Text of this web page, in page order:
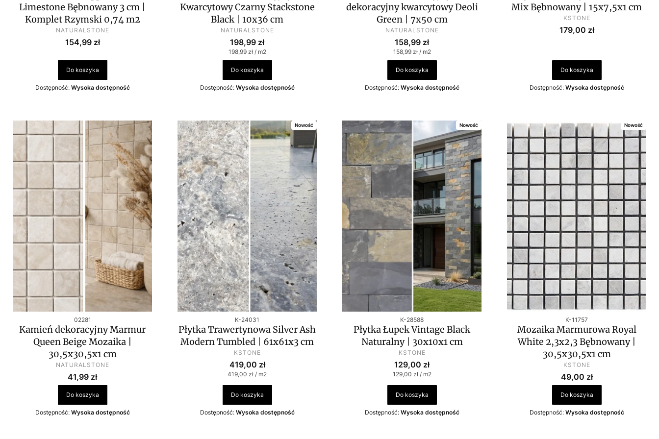
Limestone Bębnowany 3 cm |
Komplet Rzymski 0,74 m2
PRODUCENT
NATURALSTONE
Cena
154,99 zł
Do koszyka
Dostępność: Wysoka dostępność
Kwarcytowy Czarny Stackstone
Black | 10x36 cm
PRODUCENT
NATURALSTONE
Cena
198,99 zł
Cena jednostkowa
198,99 zł / m2
Do koszyka
Dostępność: Wysoka dostępność
dekoracyjny kwarcytowy Deoli
Green | 7x50 cm
PRODUCENT
NATURALSTONE
Cena
158,99 zł
Cena jednostkowa
158,99 zł / m2
Do koszyka
Dostępność: Wysoka dostępność
Mix Bębnowany | 15x7,5x1 cm
PRODUCENT
KSTONE
Cena
179,00 zł
Do koszyka
Dostępność: Wysoka dostępność
Kod produktu
02281
Kamień dekoracyjny Marmur
Queen Beige Mozaika |
30,5x30,5x1 cm
PRODUCENT
NATURALSTONE
Cena
41,99 zł
Do koszyka
Dostępność: Wysoka dostępność
Nowość
Kod produktu
K-24031
Płytka Trawertynowa Silver Ash
Modern Tumbled | 61x61x3 cm
PRODUCENT
KSTONE
Cena
419,00 zł
Cena jednostkowa
419,00 zł / m2
Do koszyka
Dostępność: Wysoka dostępność
Nowość
Kod produktu
K-28588
Płytka Łupek Vintage Black
Naturalny | 30x10x1 cm
PRODUCENT
KSTONE
Cena
129,00 zł
Cena jednostkowa
129,00 zł / m2
Do koszyka
Dostępność: Wysoka dostępność
Nowość
Kod produktu
K-11757
Mozaika Marmurowa Royal
White 2,3x2,3 Bębnowany |
30,5x30,5x1 cm
PRODUCENT
KSTONE
Cena
49,00 zł
Do koszyka
Dostępność: Wysoka dostępność